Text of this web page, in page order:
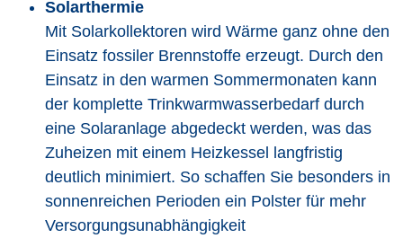
Solarthermie
Mit Solarkollektoren wird Wärme ganz ohne den
Einsatz fossiler Brennstoffe erzeugt. Durch den
Einsatz in den warmen Sommermonaten kann
der komplette Trinkwarmwasserbedarf durch
eine Solaranlage abgedeckt werden, was das
Zuheizen mit einem Heizkessel langfristig
deutlich minimiert. So schaffen Sie besonders in
sonnenreichen Perioden ein Polster für mehr
Versorgungsunabhängigkeit